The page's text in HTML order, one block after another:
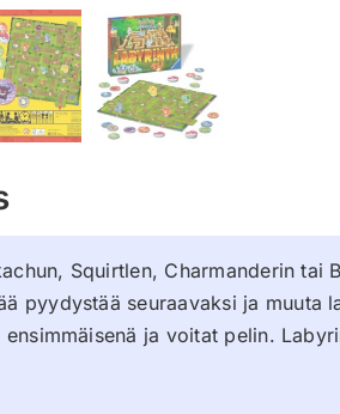
Squirtlen, Charmanderin tai
pyydystää seuraavaksi ja
ensimmäisenä ja voitat pelin.